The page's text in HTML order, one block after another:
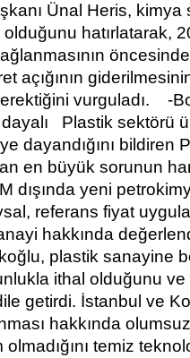
Ünal Heris, kimya
hatırlatarak,
açığının
vurguladı. -
Plastik sektörü
dayandığını bildiren
en büyük sorunun
dışında yeni
referans fiyat
hakkında
plastik sanayine
ithal olduğunu ve
getirdi. İstanbul ve
hakkında
temiz